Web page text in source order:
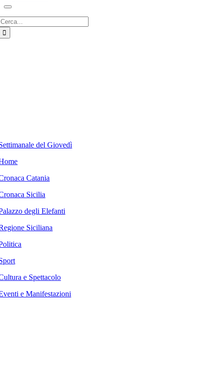
del Giovedì
Catania
Sicilia
degli Elefanti
Siciliana
e Spettacolo
e Manifestazioni